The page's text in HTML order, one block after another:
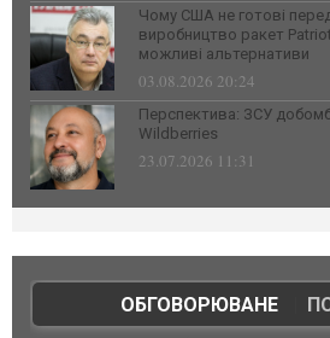
Чому США не готові
виробництво ракет
можливі альтернативи
03.08.2026 20:24
Перспектива: ЗСУ
Wildberries
23.07.2026 11:31
ОБГОВОРЮВАНЕ|